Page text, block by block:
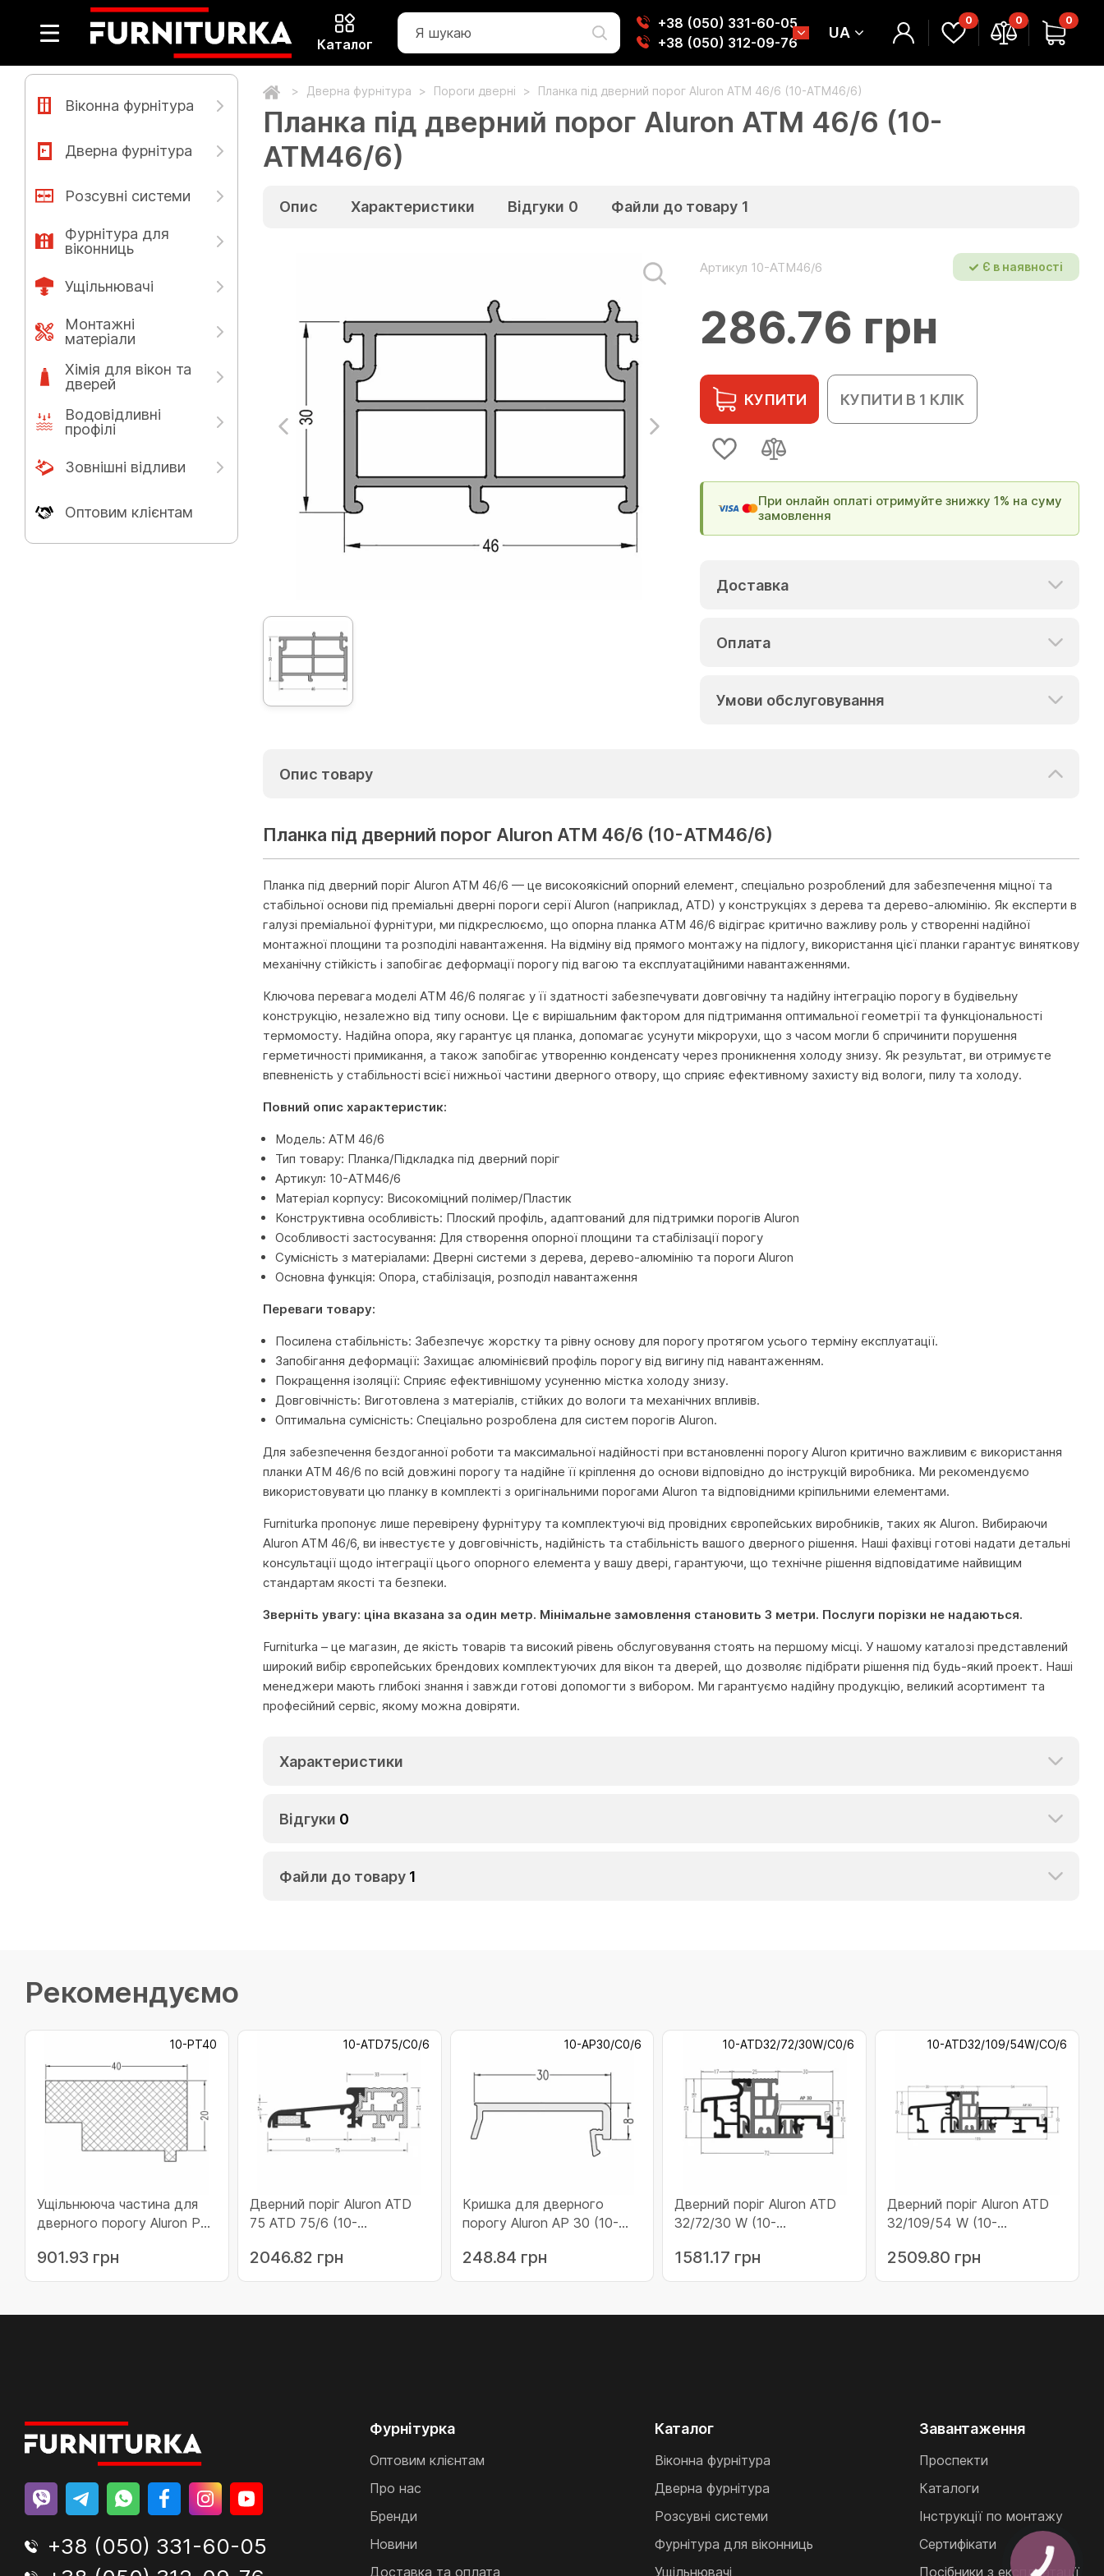
Каталог
+38 (050) 331-60-05
+38 (050) 312-09-76
UA
0 0 0
Віконна фурнітура
Дверна фурнітура
Розсувні системи
Фурнітура для
віконниць
Ущільнювачі
Монтажні
матеріали
Хімія для вікон та
дверей
Водовідливні
профілі
Зовнішні відливи
Оптовим клієнтам
Дверна фурнітура Пороги дверні Планка під дверний порог Aluron ATM 46/6 (10-ATM46/6)
Планка під дверний порог Aluron ATM 46/6 (10-
ATM46/6)
Опис Характеристики Відгуки 0 Файли до товару 1
Артикул 10-ATM46/6 Є в наявності
286.76 грн
КУПИТИ КУПИТИ В 1 КЛІК
При онлайн оплаті отримуйте знижку 1% на суму
замовлення
Доставка
Оплата
Умови обслуговування
Опис товару
Планка під дверний порог Aluron ATM 46/6 (10-ATM46/6)
Планка під дверний поріг Aluron ATM 46/6 — це високоякісний опорний елемент, спеціально розроблений для забезпечення міцної та
стабільної основи під преміальні дверні пороги серії Aluron (наприклад, ATD) у конструкціях з дерева та дерево-алюмінію. Як експерти в
галузі преміальної фурнітури, ми підкреслюємо, що опорна планка ATM 46/6 відіграє критично важливу роль у створенні надійної
монтажної площини та розподілі навантаження. На відміну від прямого монтажу на підлогу, використання цієї планки гарантує виняткову
механічну стійкість і запобігає деформації порогу під вагою та експлуатаційними навантаженнями.
Ключова перевага моделі ATM 46/6 полягає у її здатності забезпечувати довговічну та надійну інтеграцію порогу в будівельну
конструкцію, незалежно від типу основи. Це є вирішальним фактором для підтримання оптимальної геометрії та функціональності
термомосту. Надійна опора, яку гарантує ця планка, допомагає усунути мікрорухи, що з часом могли б спричинити порушення
герметичності примикання, а також запобігає утворенню конденсату через проникнення холоду знизу. Як результат, ви отримуєте
впевненість у стабільності всієї нижньої частини дверного отвору, що сприяє ефективному захисту від вологи, пилу та холоду.
Повний опис характеристик:
Модель: ATM 46/6
Тип товару: Планка/Підкладка під дверний поріг
Артикул: 10-ATM46/6
Матеріал корпусу: Високоміцний полімер/Пластик
Конструктивна особливість: Плоский профіль, адаптований для підтримки порогів Aluron
Особливості застосування: Для створення опорної площини та стабілізації порогу
Сумісність з матеріалами: Дверні системи з дерева, дерево-алюмінію та пороги Aluron
Основна функція: Опора, стабілізація, розподіл навантаження
Переваги товару:
Посилена стабільність: Забезпечує жорстку та рівну основу для порогу протягом усього терміну експлуатації.
Запобігання деформації: Захищає алюмінієвий профіль порогу від вигину під навантаженням.
Покращення ізоляції: Сприяє ефективнішому усуненню містка холоду знизу.
Довговічність: Виготовлена з матеріалів, стійких до вологи та механічних впливів.
Оптимальна сумісність: Спеціально розроблена для систем порогів Aluron.
Для забезпечення бездоганної роботи та максимальної надійності при встановленні порогу Aluron критично важливим є використання
планки ATM 46/6 по всій довжині порогу та надійне її кріплення до основи відповідно до інструкцій виробника. Ми рекомендуємо
використовувати цю планку в комплекті з оригінальними порогами Aluron та відповідними кріпильними елементами.
Furniturka пропонує лише перевірену фурнітуру та комплектуючі від провідних європейських виробників, таких як Aluron. Вибираючи
Aluron ATM 46/6, ви інвестуєте у довговічність, надійність та стабільність вашого дверного рішення. Наші фахівці готові надати детальні
консультації щодо інтеграції цього опорного елемента у вашу двері, гарантуючи, що технічне рішення відповідатиме найвищим
стандартам якості та безпеки.
Зверніть увагу: ціна вказана за один метр. Мінімальне замовлення становить 3 метри. Послуги порізки не надаються.
Furniturka – це магазин, де якість товарів та високий рівень обслуговування стоять на першому місці. У нашому каталозі представлений
широкий вибір європейських брендових комплектуючих для вікон та дверей, що дозволяє підібрати рішення під будь-який проект. Наші
менеджери мають глибокі знання і завжди готові допомогти з вибором. Ми гарантуємо надійну продукцію, великий асортимент та
професійний сервіс, якому можна довіряти.
Характеристики
Відгуки 0
Файли до товару 1
Рекомендуємо
10-PT40
Ущільнююча частина для
дверного порогу Aluron PT
901.93 грн
10-ATD75/C0/6
Дверний поріг Aluron ATD
75 ATD 75/6 (10-
2046.82 грн
10-AP30/C0/6
Кришка для дверного
порогу Aluron AP 30 (10-
248.84 грн
10-ATD32/72/30W/C0/6
Дверний поріг Aluron ATD
32/72/30 W (10-
1581.17 грн
10-ATD32/109/54W/CO/6
Дверний поріг Aluron ATD
32/109/54 W (10-
2509.80 грн
+38 (050) 331-60-05
Фурнітурка
Оптовим клієнтам
Про нас
Бренди
Новини
Доставка та оплата
Каталог
Віконна фурнітура
Дверна фурнітура
Розсувні системи
Фурнітура для віконниць
Ущільнювачі
Завантаження
Проспекти
Каталоги
Інструкції по монтажу
Сертифікати
Посібники з експлуатації